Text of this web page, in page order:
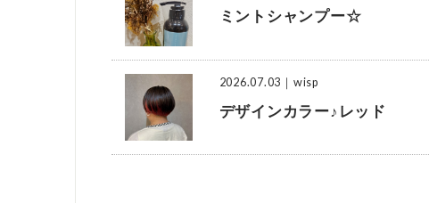
ミントシャンプー☆
2026.07.03 ｜wisp
デザインカラー♪レッド